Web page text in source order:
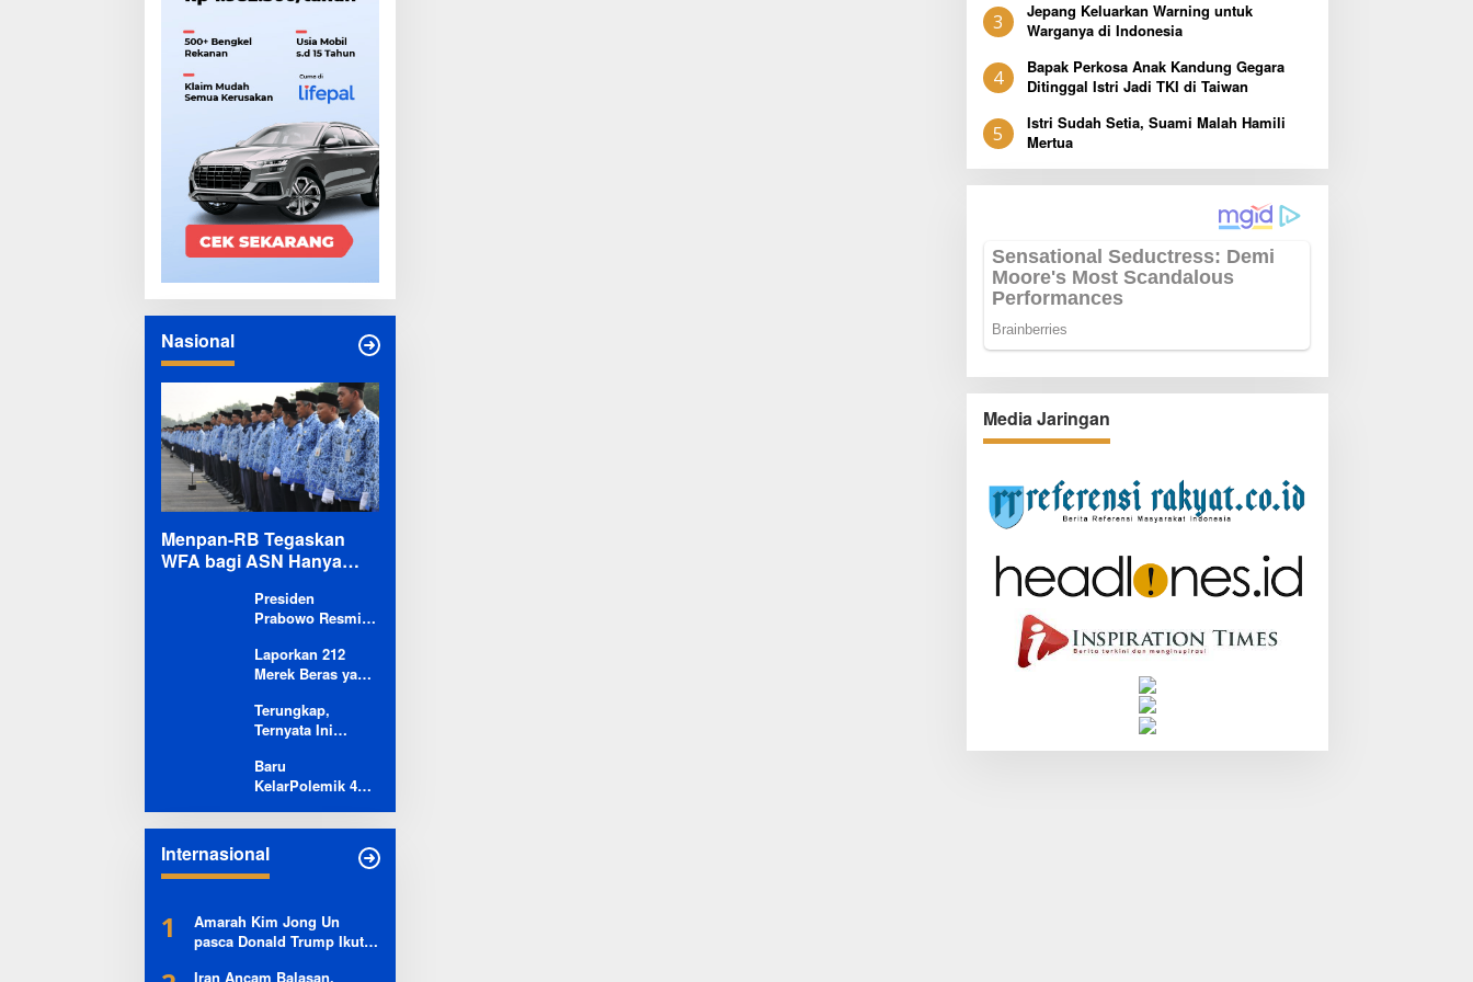
Nasional
Menpan-RB Tegaskan
WFA bagi ASN Hanya
Presiden
Prabowo Resmi
Raksasa Baterai
Kendaraan Listrik
Triliun
Laporkan 212
Merek Beras yang
Bermasalah,
Mentan Amran
Telepon Kapolri
dan Jaksa Agung
Terungkap,
Ternyata Ini
Evakuasi Juliana
Marins Tanpa
Helikopter
Baru
KelarPolemik 4
Aceh, Muncul
Klaim 43 Pulau RI
yang Kini dalam
Sengketa
Internasional
1
Amarah Kim Jong Un
pasca Donald Trump Ikut
Iran Ancam Balasan,
3
Jepang Keluarkan Warning untuk
Warganya di Indonesia
4
Bapak Perkosa Anak Kandung Gegara
Ditinggal Istri Jadi TKI di Taiwan
5
Istri Sudah Setia, Suami Malah Hamili
Mertua
Media Jaringan